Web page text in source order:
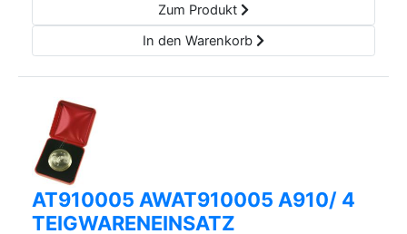
Zum Produkt
In den Warenkorb
AT910005 AWAT910005 A910/ 4
TEIGWARENEINSATZ